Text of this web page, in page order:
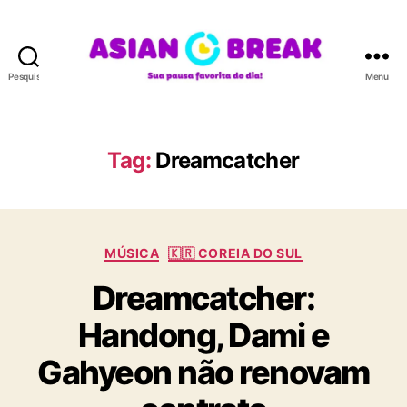
Pesquisar
A
N
R
A
Menu
Tag: Dreamcatcher
C
t
e
g
o
r
i
MÚSICA 🇰🇷 COREIA DO SUL
Dreamcatcher:
Handong, Dami e
Gahyeon não renovam